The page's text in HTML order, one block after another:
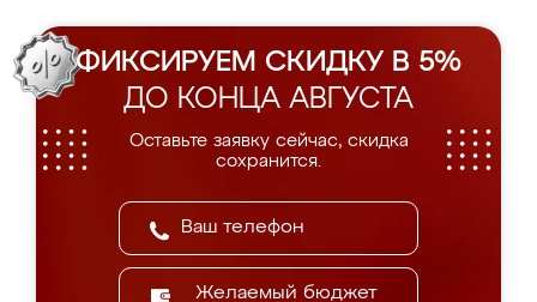
ФИКСИРУЕМ СКИДКУ В 5%
ДО КОНЦА АВГУСТА
Оставьте заявку сейчас, скидка
сохранится.
Желаемый бюджет